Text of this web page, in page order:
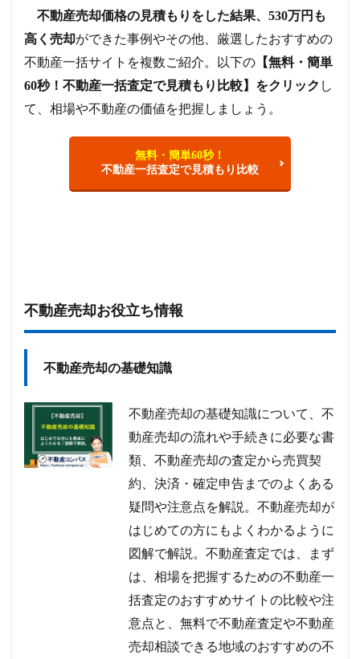
不動産売却価格の見積もりをした結果、530万円も
高く売却ができた事例やその他、厳選したおすすめの
不動産一括サイトを複数ご紹介。以下の 【無料・簡単
60秒！不動産一括査定で見積もり比較】をクリック し
て、相場や不動産の価値を把握しましょう。
無料・簡単60秒！
不動産一括査定で見積もり比較
不動産売却お役立ち情報
不動産売却の基礎知識
不動産売却の基礎知識について、不
動産売却の流れや手続きに必要な書
類、不動産売却の査定から売買契
約、決済・確定申告までのよくある
疑問や注意点を解説。不動産売却が
はじめての方にもよくわかるように
図解で解説。不動産査定では、まず
は、相場を把握するための不動産一
括査定のおすすめサイトの比較や注
意点と、無料で不動産査定や不動産
売却相談できる地域のおすすめの不